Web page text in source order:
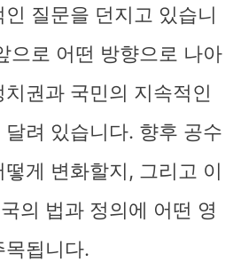
질문을 던지고 있습니
으로 어떤 방향으로 나아
권과 국민의 지속적인
려 있습니다. 향후 공수
게 변화할지, 그리고 이
의 법과 정의에 어떤 영
목됩니다.